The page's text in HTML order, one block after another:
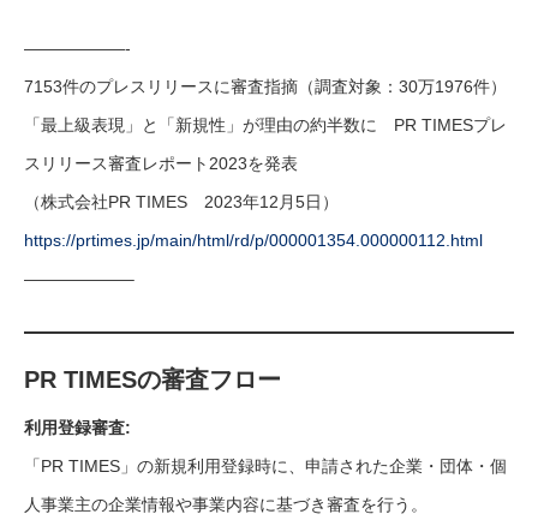
——————-
7153件のプレスリリースに審査指摘（調査対象：30万1976件）
「最上級表現」と「新規性」が理由の約半数に PR TIMESプレ
スリリース審査レポート2023を発表
（株式会社PR TIMES 2023年12月5日）
https://prtimes.jp/main/html/rd/p/000001354.000000112.html
——————–
PR TIMESの審査フロー
利用登録審査:
「PR TIMES」の新規利用登録時に、申請された企業・団体・個
人事業主の企業情報や事業内容に基づき審査を行う。